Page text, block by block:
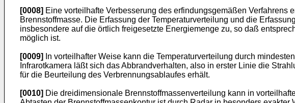
[0008] Eine vorteilhafte Verbesserung des erfindungsgemäßen Verfahrens
Brennstoffmasse. Die Erfassung der Temperaturverteilung und die
insbesondere auf die örtlich freigesetzte Energiemenge zu, so daß
möglich ist.
[0009]
In vorteilhafter Weise kann die Temperaturverteilung durch
Infrarotkamera läßt sich das Abbrandverhalten, also in erster Linie die
für die Beurteilung des Verbrennungsablaufes erhält.
[0010] Die dreidimensionale Brennstoffmassenverteilung kann in